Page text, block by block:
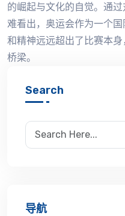
的崛起与文化的自觉。通
难看出，奥运会作为一个
和精神远远超出了比赛本
桥梁。
Search
导航